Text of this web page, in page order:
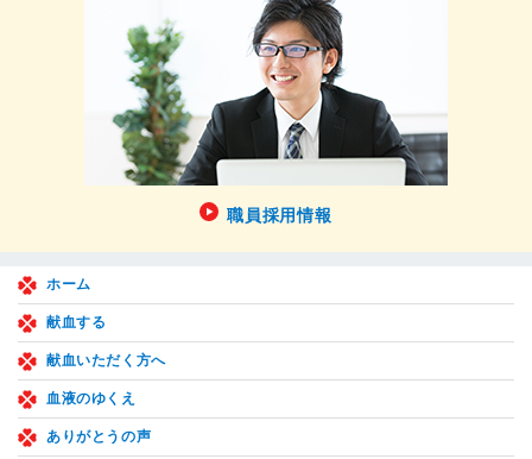
職員採用情報
ホーム
献血する
献血いただく方へ
血液のゆくえ
ありがとうの声